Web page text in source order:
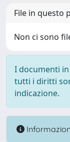
File in questo
Non ci sono
I documenti
tutti i diritti
indicazione.